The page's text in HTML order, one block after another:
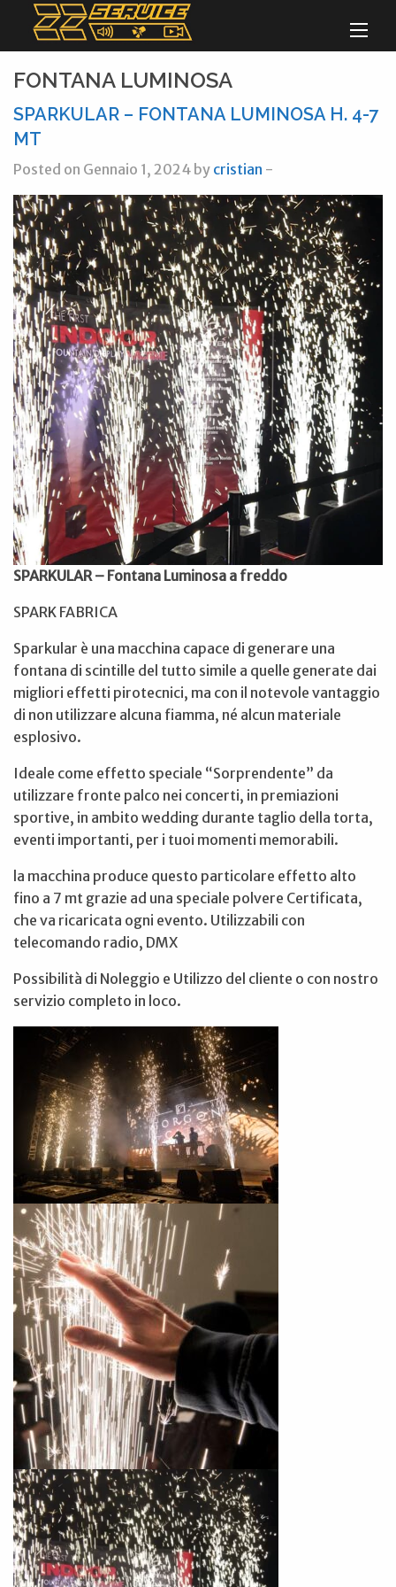
FONTANA LUMINOSA
SPARKULAR – FONTANA LUMINOSA H. 4-7
MT
Posted on Gennaio 1, 2024 by cristian -
SPARKULAR – Fontana Luminosa a freddo
SPARK FABRICA
Sparkular è una macchina capace di generare una
fontana di scintille del tutto simile a quelle generate dai
migliori effetti pirotecnici, ma con il notevole vantaggio
di non utilizzare alcuna fiamma, né alcun materiale
esplosivo.
Ideale come effetto speciale “Sorprendente” da
utilizzare fronte palco nei concerti, in premiazioni
sportive, in ambito wedding durante taglio della torta,
eventi importanti, per i tuoi momenti memorabili.
la macchina produce questo particolare effetto alto
fino a 7 mt grazie ad una speciale polvere Certificata,
che va ricaricata ogni evento. Utilizzabili con
telecomando radio, DMX
Possibilità di Noleggio e Utilizzo del cliente o con nostro
servizio completo in loco.